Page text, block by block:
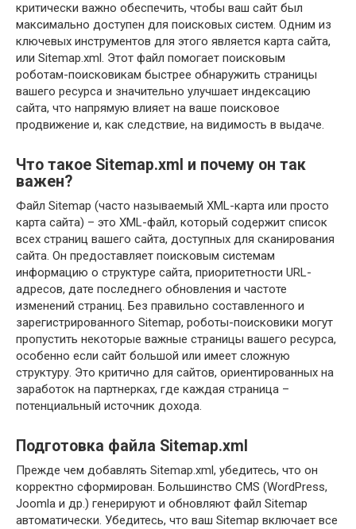
критически важно обеспечить, чтобы ваш сайт был
максимально доступен для поисковых систем. Одним из
ключевых инструментов для этого является карта сайта,
или Sitemap.xml. Этот файл помогает поисковым
роботам-поисковикам быстрее обнаружить страницы
вашего ресурса и значительно улучшает индексацию
сайта, что напрямую влияет на ваше поисковое
продвижение и, как следствие, на видимость в выдаче.
Что такое Sitemap.xml и почему он так
важен?
Файл Sitemap (часто называемый XML-карта или просто
карта сайта) – это XML-файл, который содержит список
всех страниц вашего сайта, доступных для сканирования
сайта. Он предоставляет поисковым системам
информацию о структуре сайта, приоритетности URL-
адресов, дате последнего обновления и частоте
изменений страниц. Без правильно составленного и
зарегистрированного Sitemap, роботы-поисковики могут
пропустить некоторые важные страницы вашего ресурса,
особенно если сайт большой или имеет сложную
структуру. Это критично для сайтов, ориентированных на
заработок на партнерках, где каждая страница –
потенциальный источник дохода.
Подготовка файла Sitemap.xml
Прежде чем добавлять Sitemap.xml, убедитесь, что он
корректно сформирован. Большинство CMS (WordPress,
Joomla и др.) генерируют и обновляют файл Sitemap
автоматически. Убедитесь, что ваш Sitemap включает все